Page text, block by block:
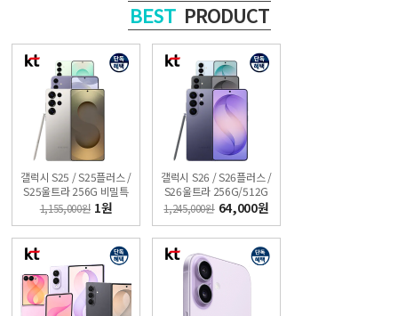
BEST PRODUCT
갤럭시 S25 / S25플러스 /
S25울트라 256G 비밀특
가폰 KT 온라인샵
1,155,000원 1원
갤럭시 S26 / S26플러스 /
S26울트라 256G/512G
[무료 견적받기] 싼올레폰
1,245,000원 64,000원